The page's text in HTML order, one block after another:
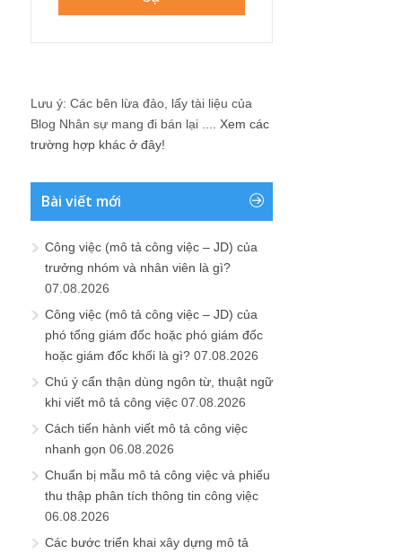
Lưu ý: Các bên lừa đảo, lấy tài liệu của
Blog Nhân sự mang đi bán lại .... Xem các
trường hợp khác ở đây!
Bài viết mới
Công việc (mô tả công việc – JD) của
trưởng nhóm và nhân viên là gì?
07.08.2026
Công việc (mô tả công việc – JD) của
phó tổng giám đốc hoặc phó giám đốc
hoặc giám đốc khối là gì? 07.08.2026
Chú ý cẩn thận dùng ngôn từ, thuật ngữ
khi viết mô tả công việc 07.08.2026
Cách tiến hành viết mô tả công việc
nhanh gọn 06.08.2026
Chuẩn bị mẫu mô tả công việc và phiếu
thu thập phân tích thông tin công việc
06.08.2026
Các bước triển khai xây dựng mô tả